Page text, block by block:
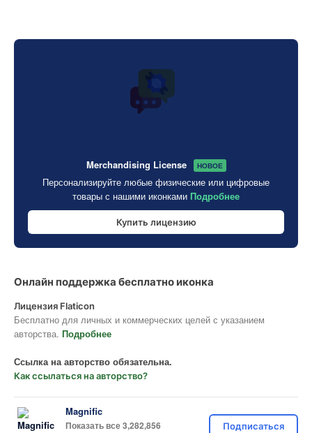
Merchandising License НОВОЕ
Персонализируйте любые физические или цифровые
товары с нашими иконками Подробнее
Купить лицензию
Онлайн поддержка бесплатно иконка
Лицензия Flaticon
Бесплатно для личных и коммерческих целей с указанием
авторства. Подробнее
Ссылка на авторство обязательна.
Как ссылаться на авторство?
Magnific
Показать все 3,282,856
Подписаться